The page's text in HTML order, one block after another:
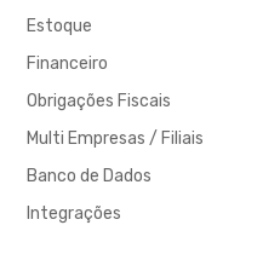
Estoque
Financeiro
Obrigações Fiscais
Multi Empresas / Filiais
Banco de Dados
Integrações